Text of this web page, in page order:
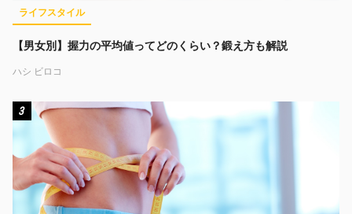
ライフスタイル
【男女別】握力の平均値ってどのくらい？鍛え方も解説
ハシ ビロコ
3